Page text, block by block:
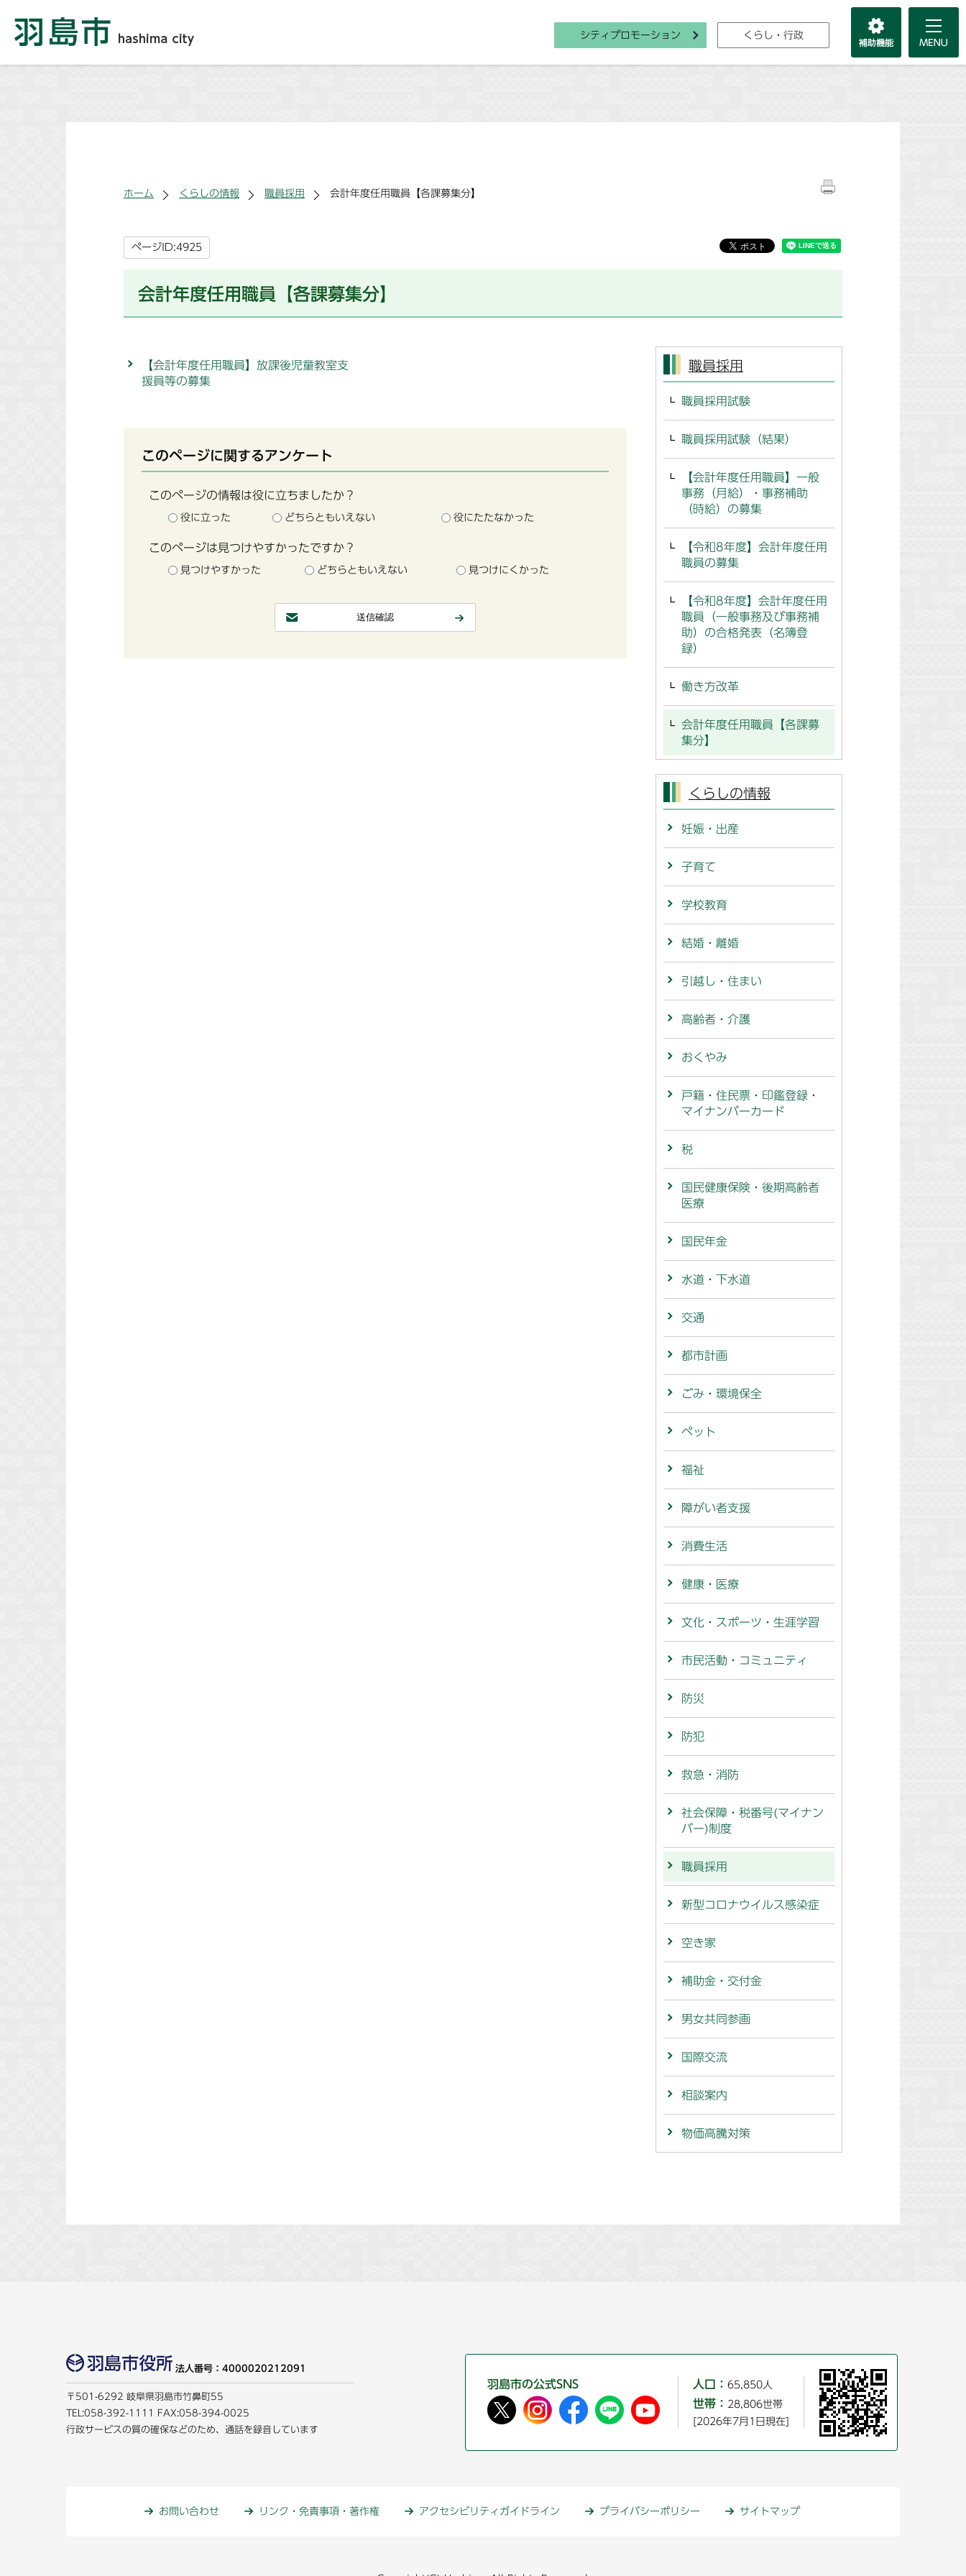
シティプロモーション くらし・行政
ホーム くらしの情報 職員採用 会計年度任用職員【各課募集分】
ページID:4925
会計年度任用職員【各課募集分】
【会計年度任用職員】放課後児童教室支
援員等の募集
このページに関するアンケート
このページの情報は役に立ちましたか？
役に立った どちらともいえない 役にたたなかった
このページは見つけやすかったですか？
見つけやすかった どちらともいえない 見つけにくかった
職員採用
職員採用試験
職員採用試験（結果）
【会計年度任用職員】一般
事務（月給）・事務補助
（時給）の募集
【令和8年度】会計年度任用
職員の募集
【令和8年度】会計年度任用
職員（一般事務及び事務補
助）の合格発表（名簿登
録）
働き方改革
会計年度任用職員【各課募
集分】
くらしの情報
妊娠・出産
子育て
学校教育
結婚・離婚
引越し・住まい
高齢者・介護
おくやみ
戸籍・住民票・印鑑登録・
マイナンバーカード
税
国民健康保険・後期高齢者
医療
国民年金
水道・下水道
交通
都市計画
ごみ・環境保全
ペット
福祉
障がい者支援
消費生活
健康・医療
文化・スポーツ・生涯学習
市民活動・コミュニティ
防災
防犯
救急・消防
社会保障・税番号(マイナン
バー)制度
職員採用
新型コロナウイルス感染症
空き家
補助金・交付金
男女共同参画
国際交流
相談案内
物価高騰対策
法人番号：4000020212091
〒501-6292 岐阜県羽島市竹鼻町55
TEL:058-392-1111
FAX:058-394-0025
行政サービスの質の確保などのため、通話を録音しています
羽島市の公式SNS 人口： 65,850人
世帯： 28,806世帯
[2026年7月1日現在]
お問い合わせ リンク・免責事項・著作権 アクセシビリティガイドライン プライバシーポリシー サイトマップ